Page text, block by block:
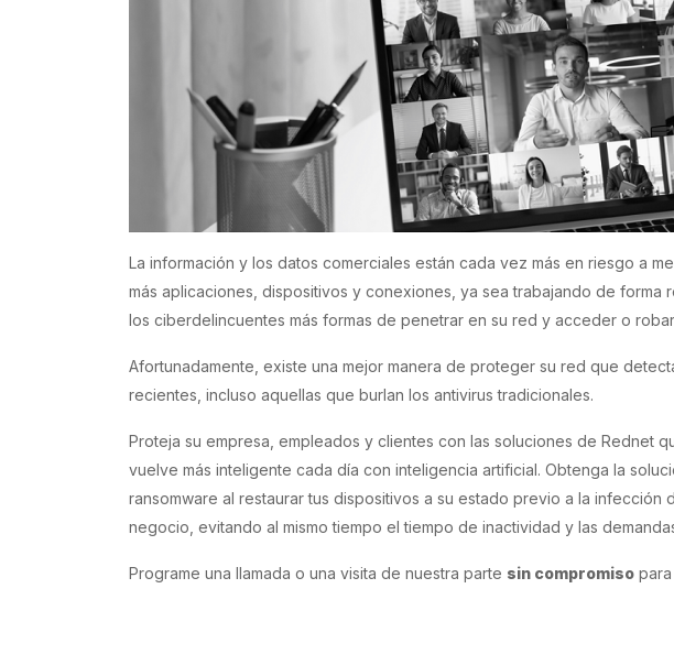
La información y los datos comerciales están cada vez más en riesgo a
más aplicaciones, dispositivos y conexiones, ya sea trabajando de forma
los ciberdelincuentes más formas de penetrar en su red y acceder o
Afortunadamente, existe una mejor manera de proteger su red que
recientes, incluso aquellas que burlan los antivirus tradicionales.
Proteja su empresa, empleados y clientes con las soluciones de Rednet
vuelve más inteligente cada día con inteligencia artificial. Obtenga la
ransomware al restaurar tus dispositivos a su estado previo a la infección
negocio, evitando al mismo tiempo el tiempo de inactividad y las
Programe una llamada o una visita de nuestra parte sin compromiso